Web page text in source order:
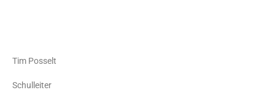
Tim Posselt
Schulleiter